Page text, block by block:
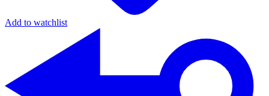
Add to watchlist